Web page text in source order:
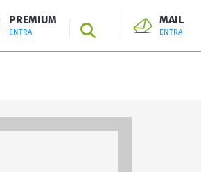
PREMIUM
ENTRA SEARCH
MAIL
ENTRA